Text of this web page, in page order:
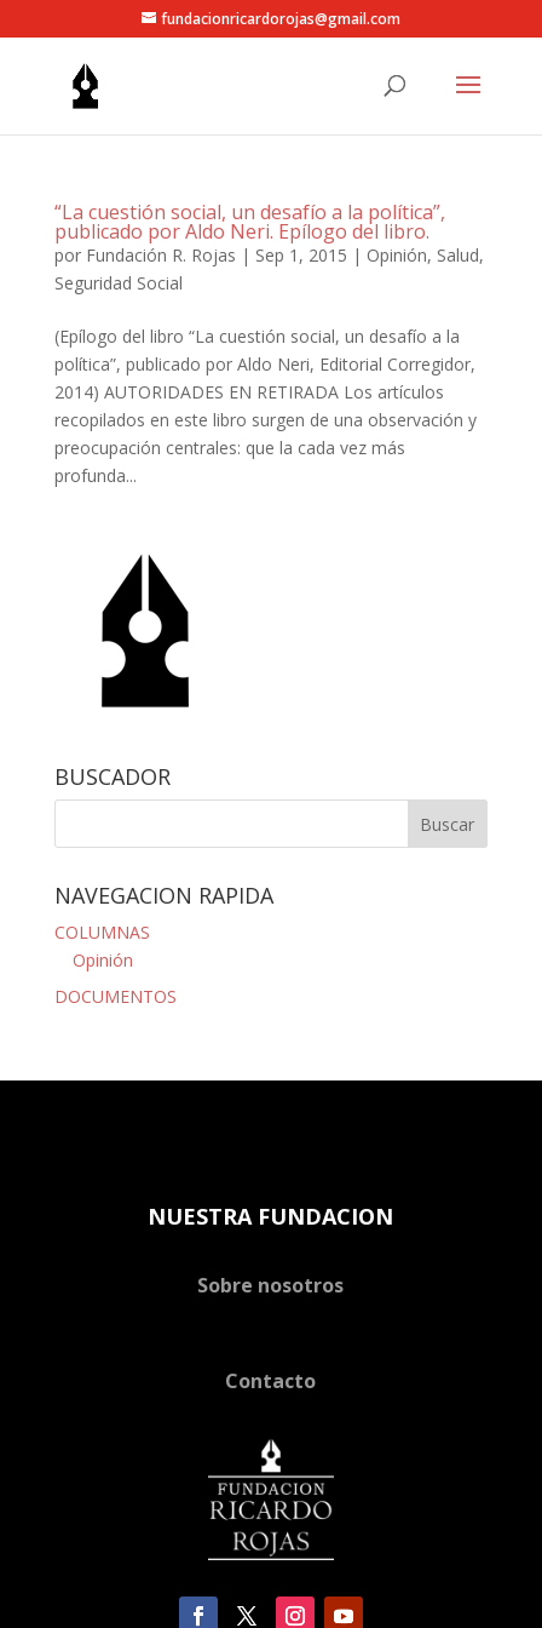
fundacionricardorojas@gmail.com
“La cuestión social, un desafío a la política”,
publicado por Aldo Neri. Epílogo del libro.
por Fundación R. Rojas | Sep 1, 2015 | Opinión, Salud,
Seguridad Social
(Epílogo del libro “La cuestión social, un desafío a la
política”, publicado por Aldo Neri, Editorial Corregidor,
2014) AUTORIDADES EN RETIRADA Los artículos
recopilados en este libro surgen de una observación y
preocupación centrales: que la cada vez más
profunda...
BUSCADOR
NAVEGACION RAPIDA
COLUMNAS
Opinión
DOCUMENTOS
NUESTRA FUNDACION
Sobre nosotros
Contacto